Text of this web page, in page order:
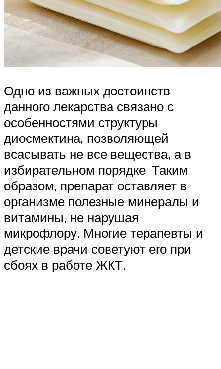
Одно из важных достоинств
данного лекарства связано с
особенностями структуры
диосмектина, позволяющей
всасывать не все вещества, а в
избирательном порядке. Таким
образом, препарат оставляет в
организме полезные минералы и
витамины, не нарушая
микрофлору. Многие терапевты и
детские врачи советуют его при
сбоях в работе ЖКТ.